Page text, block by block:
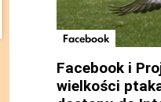
Facebook
Facebook i
wielkości